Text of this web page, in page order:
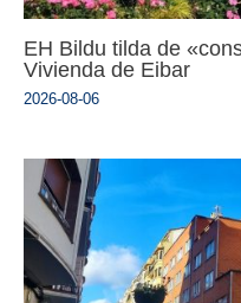
EH Bildu tilda de
Vivienda de Eibar
2026-08-06